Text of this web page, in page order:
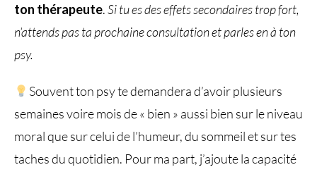
ton thérapeute.Si tu es des effets secondaires trop fort,
n’attends pas ta prochaine consultation et parles en à ton
psy.
Souvent ton psy te demandera d’avoir plusieurs
semaines voire mois de « bien » aussi bien sur le niveau
moral que sur celui de l’humeur, du sommeil et sur tes
taches du quotidien. Pour ma part, j’ajoute la capacité